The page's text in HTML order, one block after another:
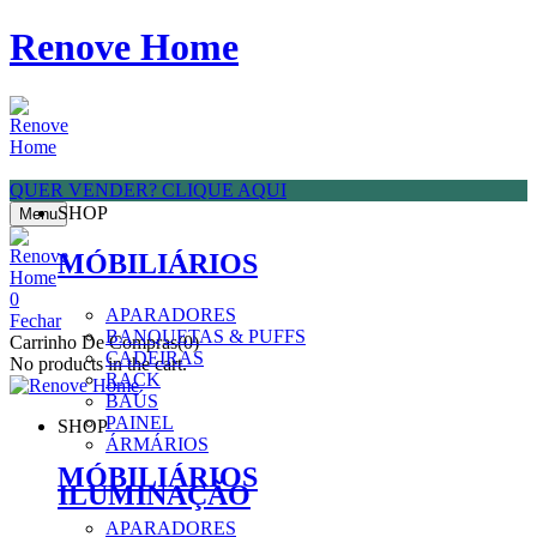
Renove Home
SHOP
MÓBILIÁRIOS
APARADORES
BANQUETAS & PUFFS
CADEIRAS
RACK
BAÚS
PAINEL
ÁRMÁRIOS
ILUMINAÇÃO
QUER VENDER? CLIQUE AQUI
Menu
0
Fechar
Carrinho De Compras(0)
No products in the cart.
SHOP
MÓBILIÁRIOS
APARADORES